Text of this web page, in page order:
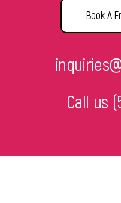
Book A
Call us